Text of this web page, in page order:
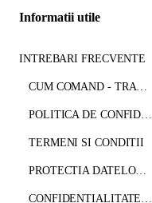
Informatii utile
INTREBARI FRECVENTE
CUM COMAND - TRANSPORT - PLATA
POLITICA DE CONFIDENTIALITATE
TERMENI SI CONDITII
PROTECTIA DATELOR CU CARACTER PERSONAL
CONFIDENTIALITATE GDPR